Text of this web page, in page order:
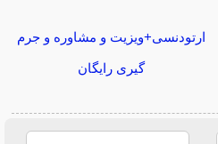
ارتودنسی+ویزیت و مشاوره و جرم
گیری رایگان